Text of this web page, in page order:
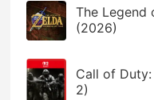
The Legend
(2026)
Call of
2)